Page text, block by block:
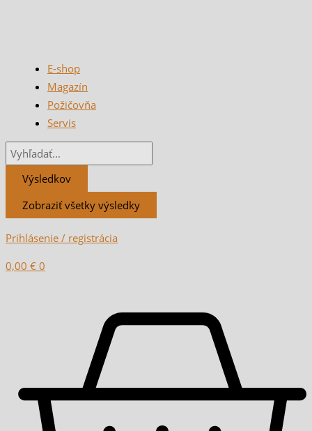
E-shop
Magazín
Požičovňa
Servis
Výsledkov
Zobraziť všetky výsledky
Prihlásenie / registrácia
0,00 € 0